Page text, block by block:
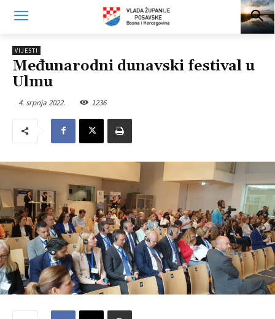
VIJESTI
Međunarodni dunavski festival u
Ulmu
4. srpnja 2022. 1236